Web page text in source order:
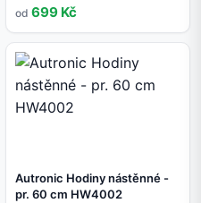
od 699 Kč
Autronic Hodiny nástěnné -
pr. 60 cm HW4002